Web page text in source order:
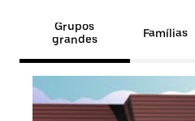
Grupos
grandes
Famílias